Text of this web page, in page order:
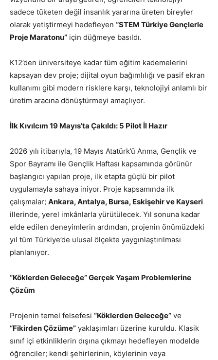
sadece tüketen değil insanlık yararına üreten bireyler
olarak yetiştirmeyi hedefleyen “STEM Türkiye Gençlerle
Proje Maratonu” için düğmeye basıldı.
K12’den üniversiteye kadar tüm eğitim kademelerini
kapsayan dev proje; dijital oyun bağımlılığı ve pasif ekran
kullanımı gibi modern risklere karşı, teknolojiyi anlamlı bir
üretim aracına dönüştürmeyi amaçlıyor.
İlk Kıvılcım 19 Mayıs’ta Çakıldı: 5 Pilot İl Hazır
2026 yılı itibarıyla, 19 Mayıs Atatürk’ü Anma, Gençlik ve
Spor Bayramı ile Gençlik Haftası kapsamında görünür
başlangıcı yapılan proje, ilk etapta güçlü bir pilot
uygulamayla sahaya iniyor. Proje kapsamında ilk
çalışmalar; Ankara, Antalya, Bursa, Eskişehir ve Kayseri
illerinde, yerel imkânlarla yürütülecek. Yıl sonuna kadar
elde edilen deneyimlerin ardından, projenin önümüzdeki
yıl tüm Türkiye’de ulusal ölçekte yaygınlaştırılması
planlanıyor.
“Köklerden Geleceğe” Gerçek Yaşam Problemlerine
Çözüm
Projenin temel felsefesi “Köklerden Geleceğe” ve
“Fikirden Çözüme” yaklaşımları üzerine kuruldu. Klasik
sınıf içi etkinliklerin dışına çıkmayı hedefleyen modelde
öğrenciler; kendi şehirlerinin, köylerinin veya